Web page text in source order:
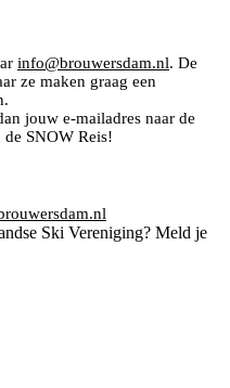
info@brouwersdam.nl. De
ze maken graag een
jouw e-mailadres naar de
SNOW Reis!
Ski Vereniging? Meld je